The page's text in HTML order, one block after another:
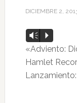
DICIEMBRE 2,
Reproductor
de
audio
Vm P
«Adviento:
Hamlet